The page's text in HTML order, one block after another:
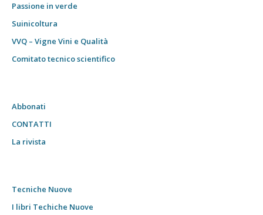
Passione in verde
Suinicoltura
VVQ – Vigne Vini e Qualità
Comitato tecnico scientifico
Abbonati
CONTATTI
La rivista
Tecniche Nuove
I libri Techiche Nuove